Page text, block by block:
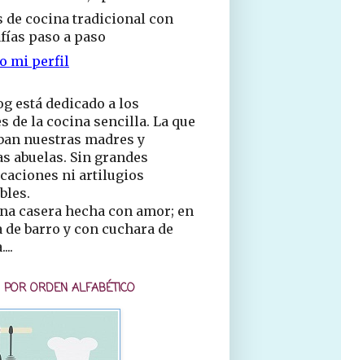
de cocina tradicional con
paso a paso
mi perfil
está dedicado a los
de la cocina sencilla. La que
nuestras madres y
abuelas. Sin grandes
ni artilugios
casera hecha con amor; en
de barro y con cuchara de
POR ORDEN ALFABÉTICO